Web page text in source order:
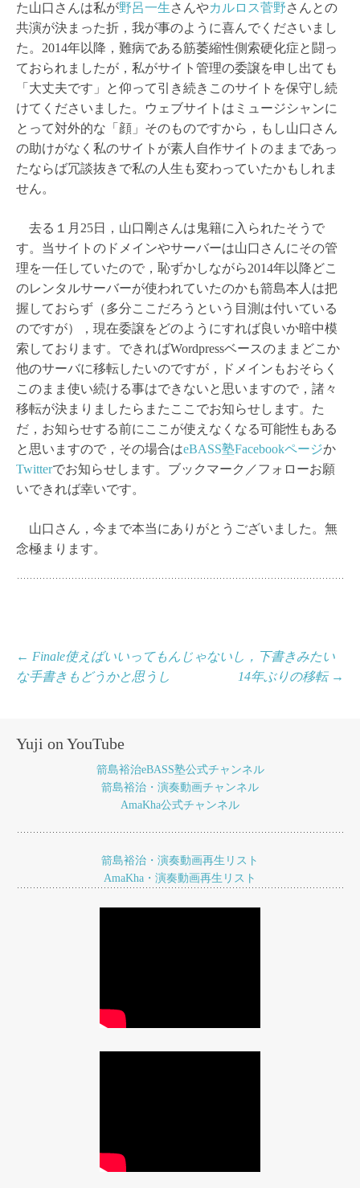
た山口さんは私が野呂一生さんやカルロス菅野さんとの
共演が決まった折，我が事のように喜んでくださいまし
た。2014年以降，難病である筋萎縮性側索硬化症と闘っ
ておられましたが，私がサイト管理の委譲を申し出ても
「大丈夫です」と仰って引き続きこのサイトを保守し続
けてくださいました。ウェブサイトはミュージシャンに
とって対外的な「顔」そのものですから，もし山口さん
の助けがなく私のサイトが素人自作サイトのままであっ
たならば冗談抜きで私の人生も変わっていたかもしれま
せん。
去る１月25日，山口剛さんは鬼籍に入られたそうで
す。当サイトのドメインやサーバーは山口さんにその管
理を一任していたので，恥ずかしながら2014年以降どこ
のレンタルサーバーが使われていたのかも箭島本人は把
握しておらず（多分ここだろうという目測は付いている
のですが），現在委譲をどのようにすれば良いか暗中模
索しております。できればWordpressベースのままどこか
他のサーバに移転したいのですが，ドメインもおそらく
このまま使い続ける事はできないと思いますので，諸々
移転が決まりましたらまたここでお知らせします。た
だ，お知らせする前にここが使えなくなる可能性もある
と思いますので，その場合はeBASS塾Facebookページか
Twitterでお知らせします。ブックマーク／フォローお願
いできれば幸いです。
山口さん，今まで本当にありがとうございました。無
念極まります。
投
稿
ビ
← Finale使えばいいってもんじゃないし，下書きみたい
な手書きもどうかと思うし
14年ぶりの移転 →
Yuji on YouTube
箭島裕治eBASS塾公式チャンネル
箭島裕治・演奏動画チャンネル
AmaKha公式チャンネル
箭島裕治・演奏動画再生リスト
AmaKha・演奏動画再生リスト